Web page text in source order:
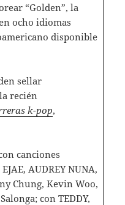
“Golden”, la
ocho idiomas
disponible
sellar
recién
k-pop,
canciones
AUDREY NUNA,
Chung, Kevin Woo,
con TEDDY,